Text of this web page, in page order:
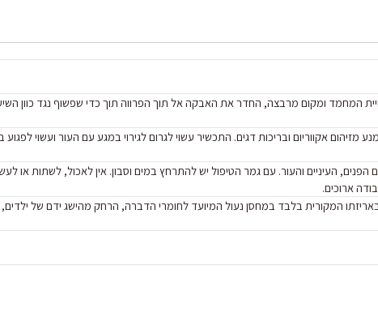
המחמד ומקום מרבצה, החדר את האבקה אל תוך הפרווה תוך כדי שפשוף נגד כוון
מזיהום אקווריום ובריכות דגים. התכשיר עשוי לגרום לגירוי במגע עם העור ועשוי
העיניים והעור. עם גמר הטיפול יש להתרחץ במים וסבון. אין לאכול, לשתות או
ארוכים.
המקורית בלבד במחסן נעול המיועד לחומרי הדברה, הרחק מהישג ידם של ילדים,